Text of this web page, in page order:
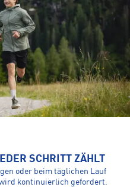
SCHRITT ZÄHLT
oder beim täglichen Lauf
kontinuierlich gefordert.